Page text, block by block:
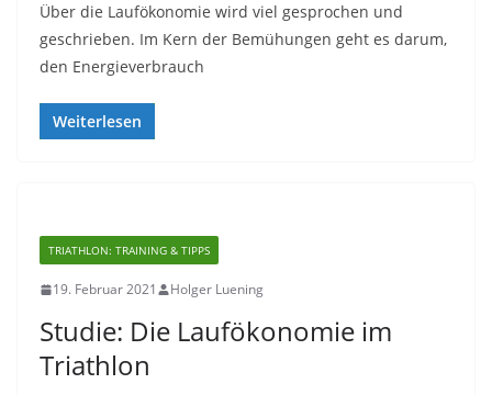
Über die Laufökonomie wird viel gesprochen und
geschrieben. Im Kern der Bemühungen geht es darum,
den Energieverbrauch
Weiterlesen
TRIATHLON: TRAINING & TIPPS
19. Februar 2021 Holger Luening
Studie: Die Laufökonomie im
Triathlon